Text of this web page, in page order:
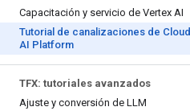
Capacitación y servicio de Vertex AI
Tutorial de canalizaciones de Cloud
AI Platform
TFX: tutoriales avanzados
Ajuste y conversión de LLM